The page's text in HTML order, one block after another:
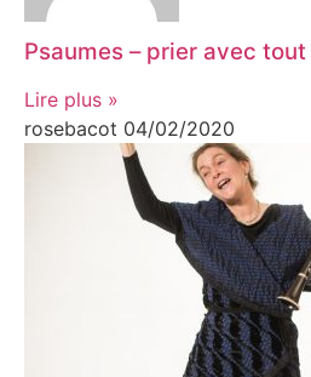
Psaumes – prier avec
Lire plus »
rosebacot 04/02/2020